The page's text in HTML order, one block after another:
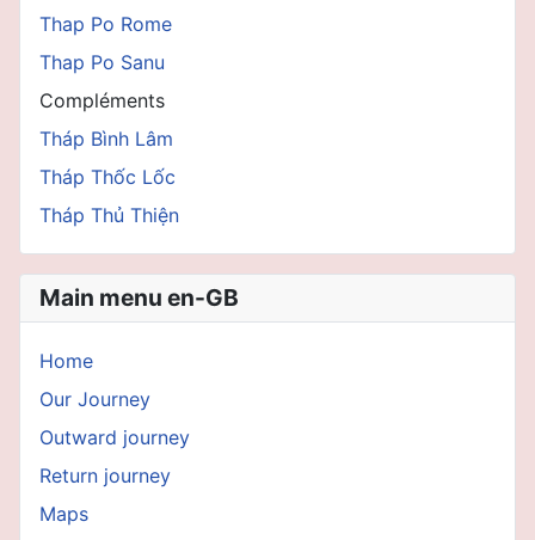
Thap Po Rome
Thap Po Sanu
Compléments
Tháp Bình Lâm
Tháp Thốc Lốc
Tháp Thủ Thiện
Main menu en-GB
Home
Our Journey
Outward journey
Return journey
Maps